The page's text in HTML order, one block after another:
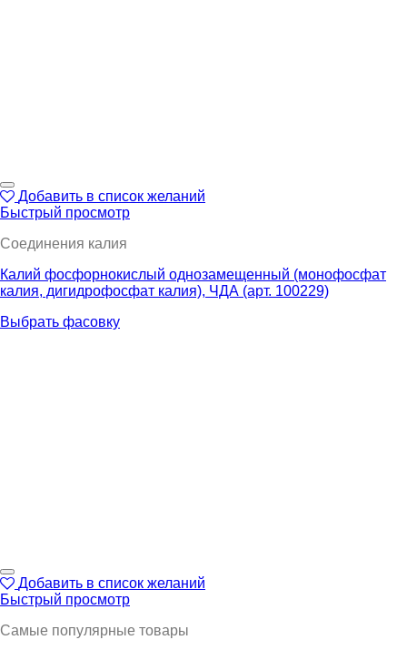
Добавить в список желаний
Быстрый просмотр
Соединения калия
Калий фосфорнокислый однозамещенный (монофосфат
калия, дигидрофосфат калия), ЧДА (арт. 100229)
Выбрать фасовку
Добавить в список желаний
Быстрый просмотр
Самые популярные товары